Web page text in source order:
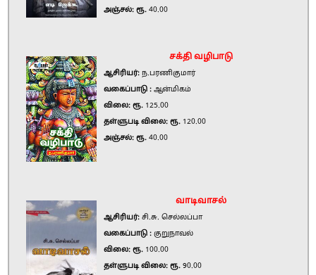
அஞ்சல்: ரூ. 40.00
சக்தி வழிபாடு
ஆசிரியர்: ந.பரணிகுமார்
வகைப்பாடு : ஆன்மிகம்
விலை: ரூ. 125.00
தள்ளுபடி விலை: ரூ. 120.00
அஞ்சல்: ரூ. 40.00
வாடிவாசல்
ஆசிரியர்: சி.சு. செல்லப்பா
வகைப்பாடு : குறுநாவல்
விலை: ரூ. 100.00
தள்ளுபடி விலை: ரூ. 90.00